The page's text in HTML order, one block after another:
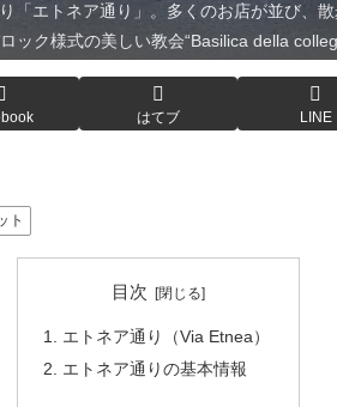
「エトネア通り」。多くのお店が並び、
ック様式の美しい教会“Basilica della
はてブ LINE
ト
目次
エトネア通り（Via Etnea）
エトネア通りの基本情報